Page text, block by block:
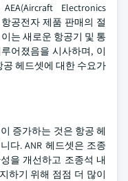
Electronics
공전자 제품 판매의 절
는 새로운 항공기 및 통
어졌음을 시사하며, 이
헤드셋에 대한 수요가
증가하는 것은 항공 헤
다. ANR 헤드셋은 조종
을 개선하고 조종석 내
하기 위해 점점 더 많이